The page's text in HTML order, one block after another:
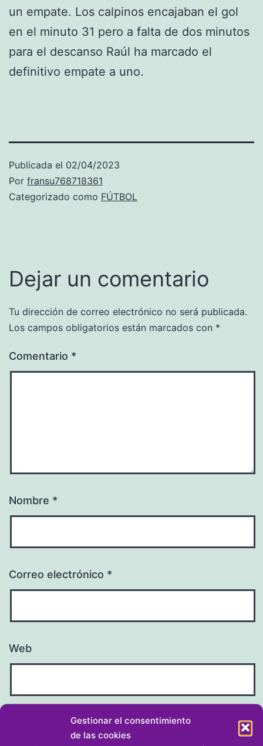
Gestionar el consentimiento
de las cookies
un empate. Los calpinos encajaban el gol
en el minuto 31 pero a falta de dos minutos
para el descanso Raúl ha marcado el
definitivo empate a uno.
Publicada el 02/04/2023
Por fransu768718361
Categorizado como FÚTBOL
Dejar un comentario
Tu dirección de correo electrónico no será publicada.
Los campos obligatorios están marcados con *
Comentario *
Nombre *
Correo electrónico *
Web